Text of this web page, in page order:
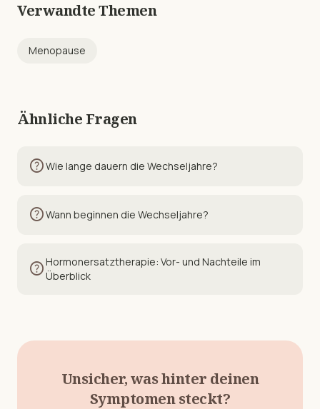
Verwandte Themen
Menopause
Ähnliche Fragen
helpWie lange dauern die Wechseljahre?
helpWann beginnen die Wechseljahre?
helpHormonersatztherapie: Vor- und Nachteile im
Überblick
Unsicher, was hinter deinen
Symptomen steckt?